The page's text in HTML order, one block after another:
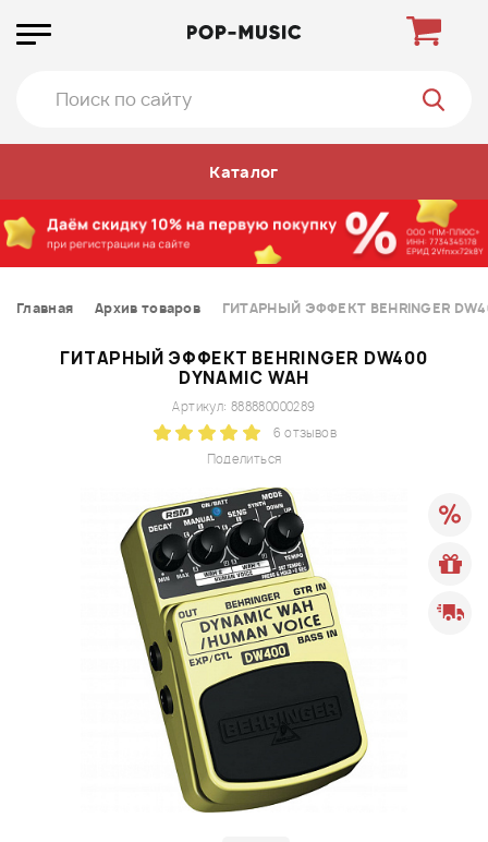
Каталог
Главная Архив товаров ГИТАРНЫЙ ЭФФЕКТ BEHRINGER
ГИТАРНЫЙ ЭФФЕКТ BEHRINGER DW400
DYNAMIC WAH
Поделиться
Артикул: 888880000289
6 отзывов